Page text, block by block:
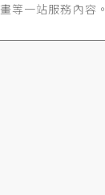
畫等一站服務內容。